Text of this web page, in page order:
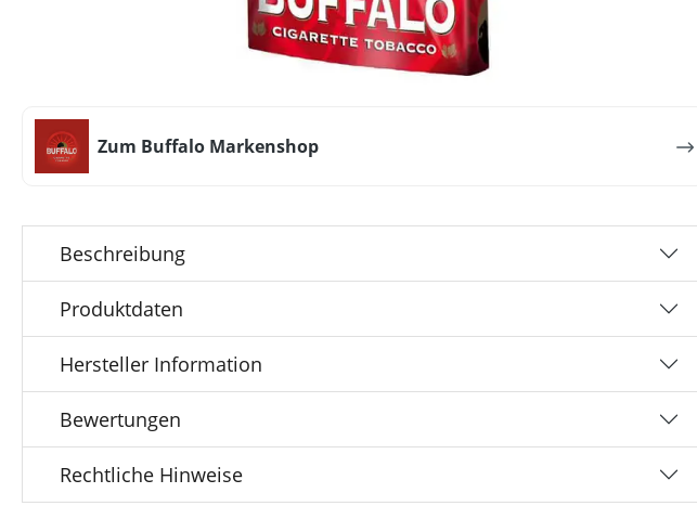
Zum Buffalo Markenshop
Beschreibung
Produktdaten
Hersteller Information
Bewertungen
Rechtliche Hinweise